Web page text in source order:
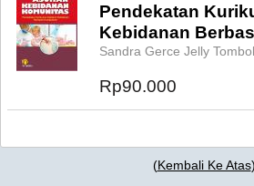
Pendekatan
Kebidanan
Sandra Gerce Jelly
Rp90.000
(Kembali Ke Atas)